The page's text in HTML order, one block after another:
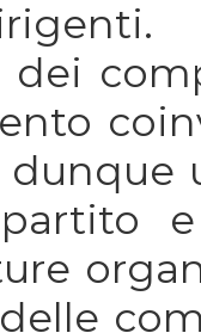
dei
dunque